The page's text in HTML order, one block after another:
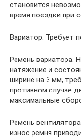
становится
время поездки при
Вариатор. Требует
Ремень вариатора.
натяжение и
ширине на 3 мм,
противном случае
максимальные
Ремень
износ ремня